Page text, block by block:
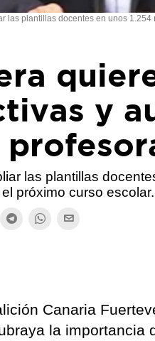
las plantillas docentes en unos
y
las plantillas
próximo curso escolar.
Canaria
la importancia